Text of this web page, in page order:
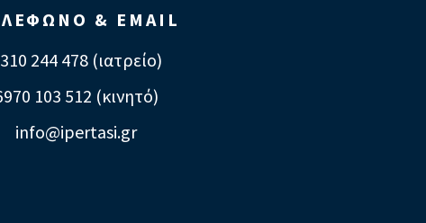
& EMAIL
244 478 (ιατρείο)
103 512 (κινητό)
info@ipertasi.gr